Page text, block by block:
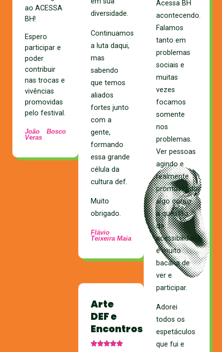
ao ACESSA
BH!
Espero
participar e
poder
contribuir
nas trocas e
vivências
promovidas
pelo festival.
João Bosco
Veras
diversidade.
Continuamos
a luta daqui,
mas
sabendo
que temos
aliados
fortes junto
com a
gente,
formando
essa grande
célula da
cultura def.
Muito
obrigado.
Flávio
Teixeira Maia
Arte
DEF e
Encontros
Acessa BH
acontecendo.
Falamos
tanto em
problemas
sociais e
muitas
vezes
focamos
somente
nos
problemas.
Ver pessoas
agindo e
realmente
promovendo
algo como
a questão
da
acessibilidade
é muito
bacana de
ver e
participar.
Adorei
todos os
espetáculos
que fui e